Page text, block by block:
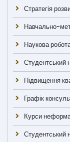
Стратегія
Навчально-
Наукова
Студентський
Підвищення
Графік
Курси
Студентський